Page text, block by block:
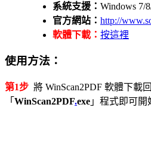
系統支援： Windows 7/
官方網站： http://
軟體下載： 按這裡
使用方法：
第1步 將 WinScan2PDF 軟體下載
「 WinScan2PDF.exe 」程式即可開